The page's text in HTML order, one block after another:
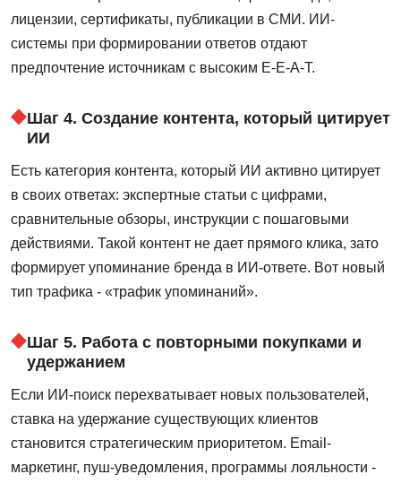
лицензии, сертификаты, публикации в СМИ. ИИ-
системы при формировании ответов отдают
предпочтение источникам с высоким E-E-A-T.
Шаг 4. Создание контента, который цитирует
ИИ
Есть категория контента, который ИИ активно цитирует
в своих ответах: экспертные статьи с цифрами,
сравнительные обзоры, инструкции с пошаговыми
действиями. Такой контент не дает прямого клика, зато
формирует упоминание бренда в ИИ-ответе. Вот новый
тип трафика - «трафик упоминаний».
Шаг 5. Работа с повторными покупками и
удержанием
Если ИИ-поиск перехватывает новых пользователей,
ставка на удержание существующих клиентов
становится стратегическим приоритетом. Email-
маркетинг, пуш-уведомления, программы лояльности -